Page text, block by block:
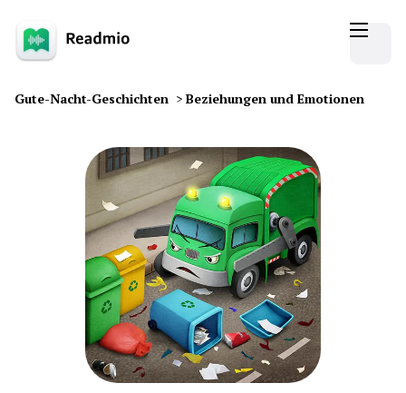
Gute-Nacht-Geschichten > Beziehungen und Emotionen